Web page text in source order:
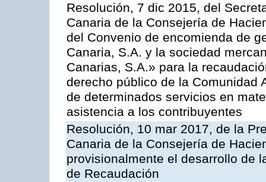
Resolución, 7 dic 2015, del
Canaria de la Consejería de
del Convenio de encomienda de
Canaria, S.A. y la sociedad
Canarias, S.A.» para la
derecho público de la Comunidad
de determinados servicios en
asistencia a los contribuyentes
Resolución, 10 mar 2017, de la
Canaria de la Consejería de
provisionalmente el desarrollo de
de Recaudación